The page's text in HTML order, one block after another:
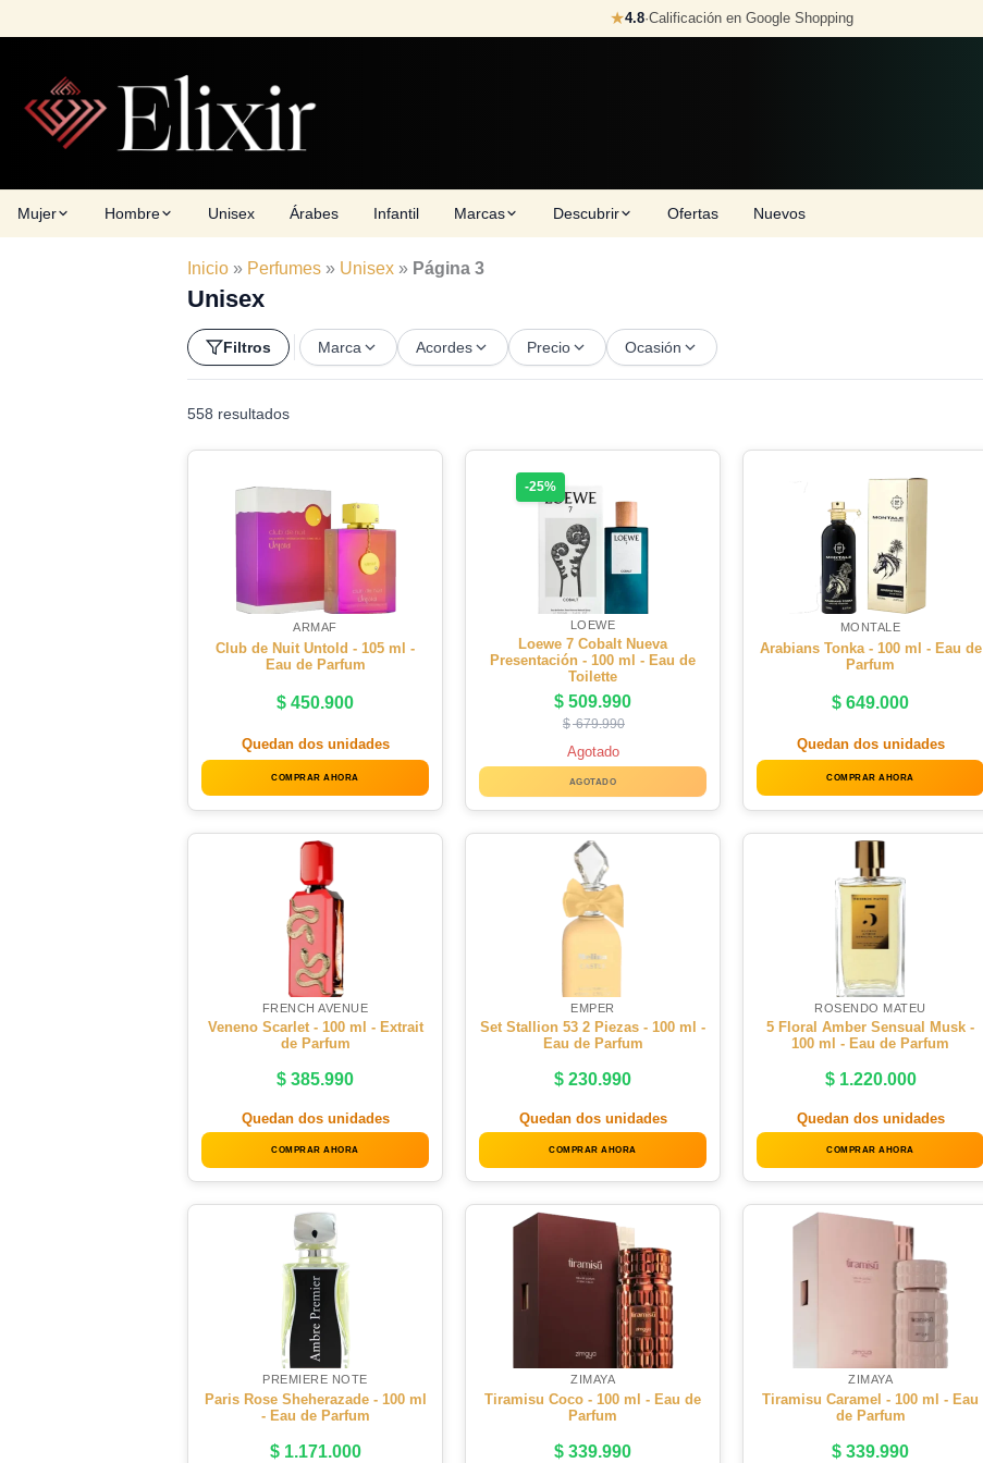
to
★4.8·Calificación en Google Shopping
Mujer Hombre Unisex Árabes Infantil Marcas Descubrir Ofertas Nuevos
Inicio » Perfumes » Unisex » Página 3
Unisex
Filtros Marca Acordes Precio Ocasión
558 resultados
ARMAF
Club de Nuit Untold - 105 ml -
Eau de Parfum
$ 450.900
Quedan dos unidades
COMPRAR AHORA
-25%
LOEWE
Loewe 7 Cobalt Nueva
Presentación - 100 ml - Eau de
Toilette
$ 509.990
$679.990
Agotado
AGOTADO
MONTALE
Arabians Tonka - 100 ml - Eau de
Parfum
$ 649.000
Quedan dos unidades
COMPRAR AHORA
FRENCH AVENUE
Veneno Scarlet - 100 ml - Extrait
de Parfum
$ 385.990
Quedan dos unidades
COMPRAR AHORA
EMPER
Set Stallion 53 2 Piezas - 100 ml -
Eau de Parfum
$ 230.990
Quedan dos unidades
COMPRAR AHORA
ROSENDO MATEU
5 Floral Amber Sensual Musk -
100 ml - Eau de Parfum
$1.220.000
Quedan dos unidades
COMPRAR AHORA
PREMIERE NOTE
Paris Rose Sheherazade - 100 ml
- Eau de Parfum
$1.171.000
ZIMAYA
Tiramisu Coco - 100 ml - Eau de
Parfum
$ 339.990
ZIMAYA
Tiramisu Caramel - 100 ml - Eau
de Parfum
$ 339.990